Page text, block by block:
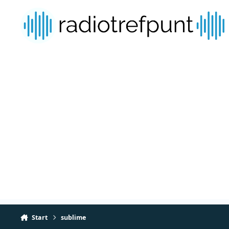
Start sublime